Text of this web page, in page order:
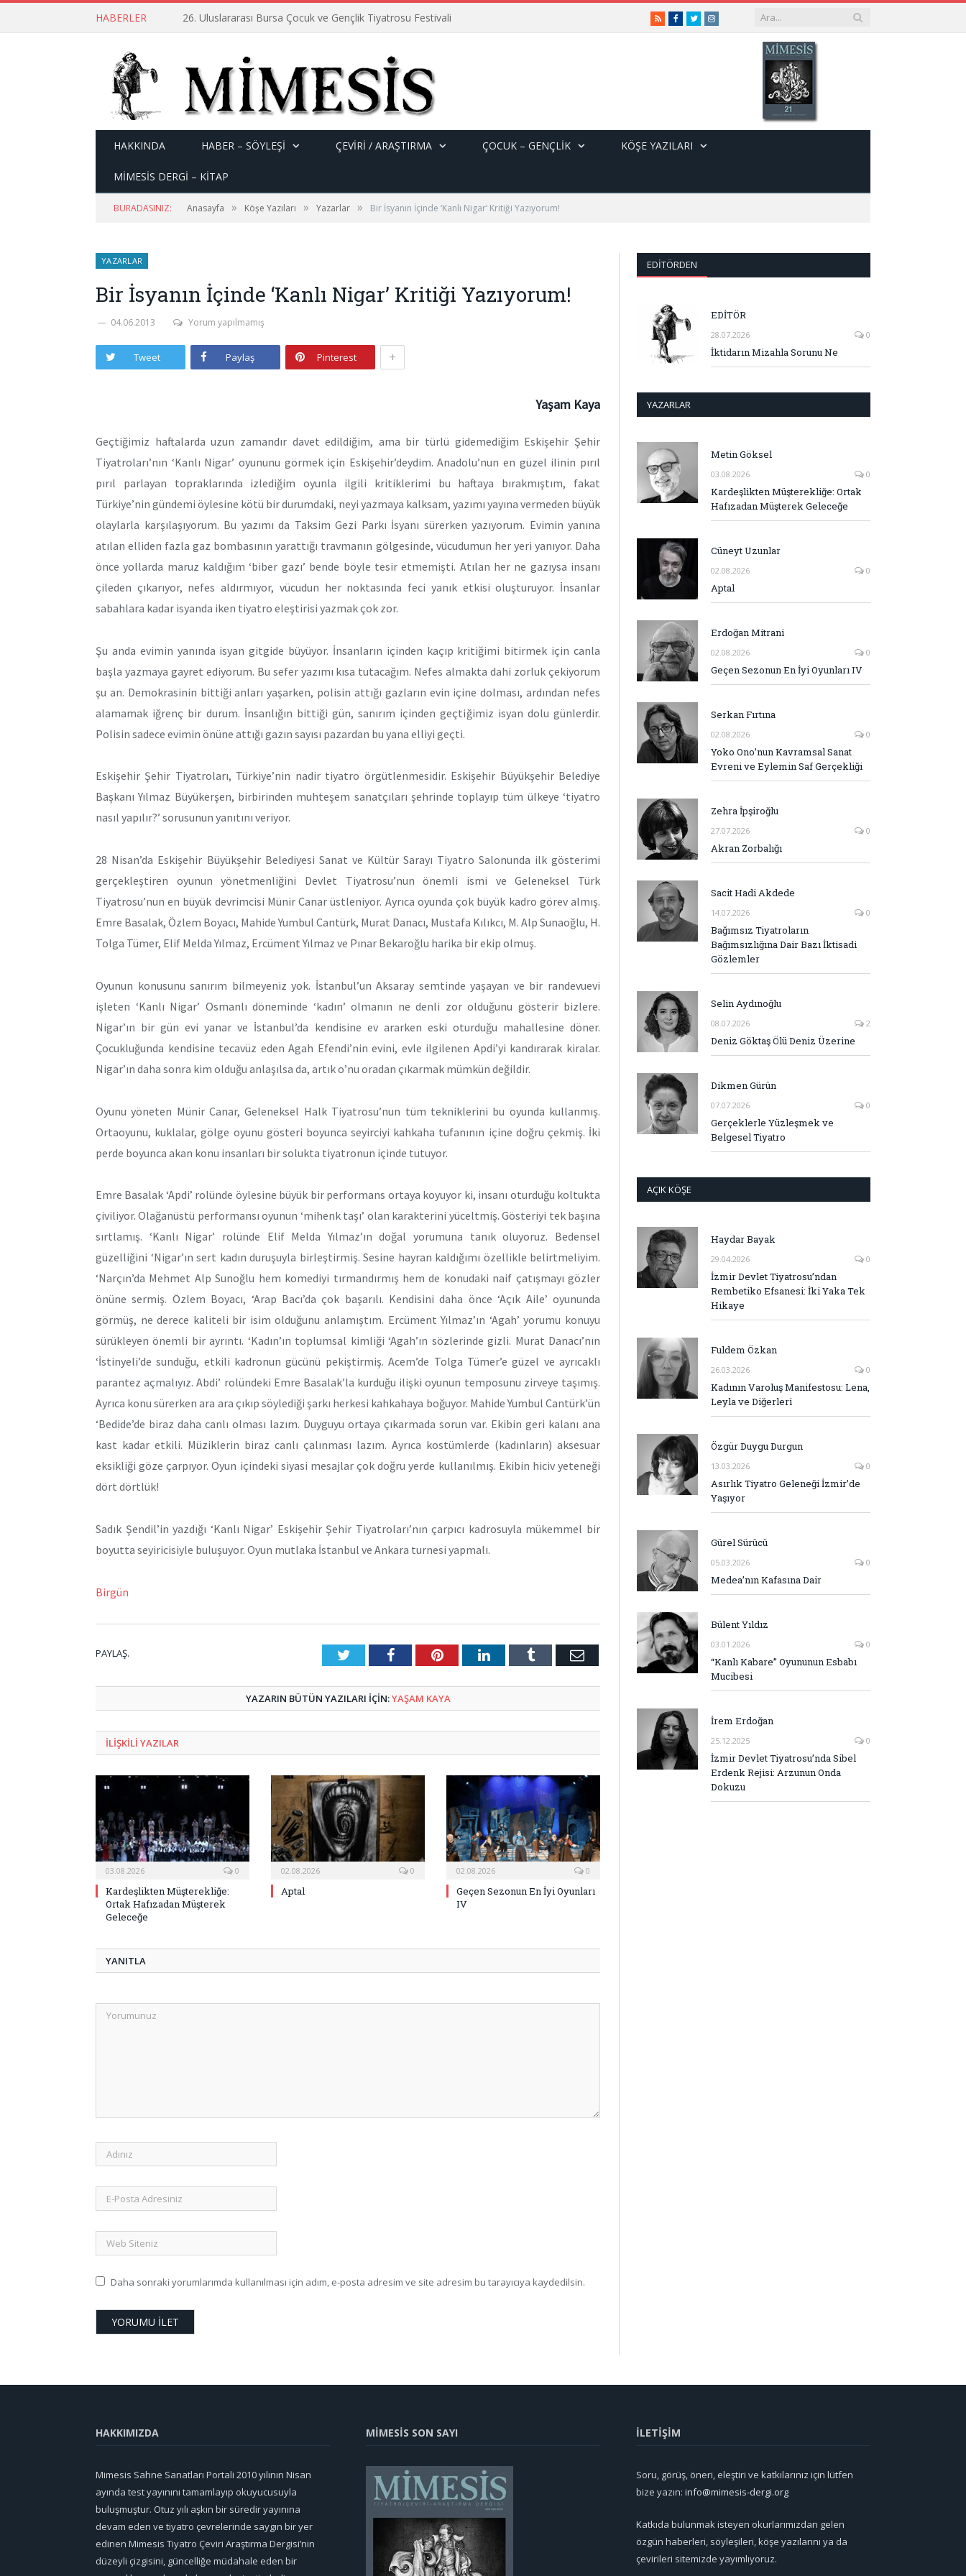
HABERLER 26. Uluslararası Bursa Çocuk ve Gençlik Tiyatrosu Festivali RSSFacebook
TwitterInstagram
HAKKINDA HABER – SÖYLEŞI ÇEVİRİ / ARAŞTIRMA ÇOCUK – GENÇLIK KÖŞE YAZILARI
MİMESİS DERGİ – KİTAP
BURADASINIZ: Anasayfa » Köşe Yazıları » Yazarlar » Bir İsyanın İçinde ‘Kanlı Nigar’ Kritiği Yazıyorum!
YAZARLAR
Bir İsyanın İçinde ‘Kanlı Nigar’ Kritiği Yazıyorum!
04.06.2013 Yorum yapılmamış
Tweet Paylaş Pinterest +
Yaşam Kaya
Geçtiğimiz haftalarda uzun zamandır davet edildiğim, ama bir türlü gidemediğim Eskişehir Şehir
Tiyatroları’nın ‘Kanlı Nigar’ oyununu görmek için Eskişehir’deydim. Anadolu’nun en güzel ilinin pırıl
pırıl parlayan topraklarında izlediğim oyunla ilgili kritiklerimi bu haftaya bırakmıştım, fakat
Türkiye’nin gündemi öylesine kötü bir durumdaki, neyi yazmaya kalksam, yazımı yayına vermeden büyük
olaylarla karşılaşıyorum. Bu yazımı da Taksim Gezi Parkı İsyanı sürerken yazıyorum. Evimin yanına
atılan elliden fazla gaz bombasının yarattığı travmanın gölgesinde, vücudumun her yeri yanıyor. Daha
önce yollarda maruz kaldığım ‘biber gazı’ bende böyle tesir etmemişti. Atılan her ne gazıysa insanı
çileden çıkarıyor, nefes aldırmıyor, vücudun her noktasında feci yanık etkisi oluşturuyor. İnsanlar
sabahlara kadar isyanda iken tiyatro eleştirisi yazmak çok zor.
Şu anda evimin yanında isyan gitgide büyüyor. İnsanların içinden kaçıp kritiğimi bitirmek için canla
başla yazmaya gayret ediyorum. Bu sefer yazımı kısa tutacağım. Nefes almakta dahi zorluk çekiyorum
şu an. Demokrasinin bittiği anları yaşarken, polisin attığı gazların evin içine dolması, ardından nefes
alamamak iğrenç bir durum. İnsanlığın bittiği gün, sanırım içinden geçtiğimiz isyan dolu günlerdir.
Polisin sadece evimin önüne attığı gazın sayısı pazardan bu yana elliyi geçti.
Eskişehir Şehir Tiyatroları, Türkiye’nin nadir tiyatro örgütlenmesidir. Eskişehir Büyükşehir Belediye
Başkanı Yılmaz Büyükerşen, birbirinden muhteşem sanatçıları şehrinde toplayıp tüm ülkeye ‘tiyatro
nasıl yapılır?’ sorusunun yanıtını veriyor.
28 Nisan’da Eskişehir Büyükşehir Belediyesi Sanat ve Kültür Sarayı Tiyatro Salonunda ilk gösterimi
gerçekleştiren oyunun yönetmenliğini Devlet Tiyatrosu’nun önemli ismi ve Geleneksel Türk
Tiyatrosu’nun en büyük devrimcisi Münir Canar üstleniyor. Ayrıca oyunda çok büyük kadro görev almış.
Emre Basalak, Özlem Boyacı, Mahide Yumbul Cantürk, Murat Danacı, Mustafa Kılıkcı, M. Alp Sunaoğlu, H.
Tolga Tümer, Elif Melda Yılmaz, Ercüment Yılmaz ve Pınar Bekaroğlu harika bir ekip olmuş.
Oyunun konusunu sanırım bilmeyeniz yok. İstanbul’un Aksaray semtinde yaşayan ve bir randevuevi
işleten ‘Kanlı Nigar’ Osmanlı döneminde ‘kadın’ olmanın ne denli zor olduğunu gösterir bizlere.
Nigar’ın bir gün evi yanar ve İstanbul’da kendisine ev ararken eski oturduğu mahallesine döner.
Çocukluğunda kendisine tecavüz eden Agah Efendi’nin evini, evle ilgilenen Apdi’yi kandırarak kiralar.
Nigar’ın daha sonra kim olduğu anlaşılsa da, artık o’nu oradan çıkarmak mümkün değildir.
Oyunu yöneten Münir Canar, Geleneksel Halk Tiyatrosu’nun tüm tekniklerini bu oyunda kullanmış.
Ortaoyunu, kuklalar, gölge oyunu gösteri boyunca seyirciyi kahkaha tufanının içine doğru çekmiş. İki
perde boyunca akan konu insanları bir solukta tiyatronun içinde tutuyor.
Emre Basalak ‘Apdi’ rolünde öylesine büyük bir performans ortaya koyuyor ki, insanı oturduğu koltukta
çiviliyor. Olağanüstü performansı oyunun ‘mihenk taşı’ olan karakterini yüceltmiş. Gösteriyi tek başına
sırtlamış. ‘Kanlı Nigar’ rolünde Elif Melda Yılmaz’ın doğal yorumuna tanık oluyoruz. Bedensel
güzelliğini ‘Nigar’ın sert kadın duruşuyla birleştirmiş. Sesine hayran kaldığımı özellikle belirtmeliyim.
‘Narçın’da Mehmet Alp Sunoğlu hem komediyi tırmandırmış hem de konudaki naif çatışmayı gözler
önüne sermiş. Özlem Boyacı, ‘Arap Bacı’da çok başarılı. Kendisini daha önce ‘Açık Aile’ oyununda
görmüş, ne derece kaliteli bir isim olduğunu anlamıştım. Ercüment Yılmaz’ın ‘Agah’ yorumu konuyu
sürükleyen önemli bir ayrıntı. ‘Kadın’ın toplumsal kimliği ‘Agah’ın sözlerinde gizli. Murat Danacı’nın
‘İstinyeli’de sunduğu, etkili kadronun gücünü pekiştirmiş. Acem’de Tolga Tümer’e güzel ve ayrıcaklı
parantez açmalıyız. Abdi’ rolündeki Emre Basalak’la kurduğu ilişki oyunun temposunu zirveye taşımış.
Ayrıca konu sürerken ara ara çıkıp söylediği şarkı herkesi kahkahaya boğuyor. Mahide Yumbul Cantürk’ün
‘Bedide’de biraz daha canlı olması lazım. Duyguyu ortaya çıkarmada sorun var. Ekibin geri kalanı ana
kast kadar etkili. Müziklerin biraz canlı çalınması lazım. Ayrıca kostümlerde (kadınların) aksesuar
eksikliği göze çarpıyor. Oyun içindeki siyasi mesajlar çok doğru yerde kullanılmış. Ekibin hiciv yeteneği
dört dörtlük!
Sadık Şendil’in yazdığı ‘Kanlı Nigar’ Eskişehir Şehir Tiyatroları’nın çarpıcı kadrosuyla mükemmel bir
boyutta seyiricisiyle buluşuyor. Oyun mutlaka İstanbul ve Ankara turnesi yapmalı.
Birgün
PAYLAŞ. TwitterFacebookPinterestLinkedInTumblr E-
YAZARIN BÜTÜN YAZILARI IÇIN:YAŞAM KAYA
ILIŞKILI YAZILAR
03.08.2026 0
Kardeşlikten Müşterekliğe:
Ortak Hafızadan Müşterek
Geleceğe
02.08.2026 0
Aptal
02.08.2026 0
Geçen Sezonun En İyi Oyunları
IV
YANITLA
Daha sonraki yorumlarımda kullanılması için adım, e-posta adresim ve site adresim bu tarayıcıya kaydedilsin.
EDITÖRDEN
EDİTÖR
28.07.2026 0
İktidarın Mizahla Sorunu Ne
YAZARLAR
Metin Göksel
03.08.2026 0
Kardeşlikten Müşterekliğe: Ortak
Hafızadan Müşterek Geleceğe
Cüneyt Uzunlar
02.08.2026 0
Aptal
Erdoğan Mitrani
02.08.2026 0
Geçen Sezonun En İyi Oyunları IV
Serkan Fırtına
02.08.2026 0
Yoko Ono’nun Kavramsal Sanat
Evreni ve Eylemin Saf Gerçekliği
Zehra İpşiroğlu
27.07.2026 0
Akran Zorbalığı
Sacit Hadi Akdede
14.07.2026 0
Bağımsız Tiyatroların
Bağımsızlığına Dair Bazı İktisadi
Gözlemler
Selin Aydınoğlu
08.07.2026 2
Deniz Göktaş Ölü Deniz Üzerine
Dikmen Gürün
07.07.2026 0
Gerçeklerle Yüzleşmek ve
Belgesel Tiyatro
AÇIK KÖŞE
Haydar Bayak
29.04.2026 0
İzmir Devlet Tiyatrosu’ndan
Rembetiko Efsanesi: İki Yaka Tek
Hikaye
Fuldem Özkan
26.03.2026 0
Kadının Varoluş Manifestosu: Lena,
Leyla ve Diğerleri
Özgür Duygu Durgun
13.03.2026 0
Asırlık Tiyatro Geleneği İzmir’de
Yaşıyor
Gürel Sürücü
05.03.2026 0
Medea’nın Kafasına Dair
Bülent Yıldız
03.01.2026 0
“Kanlı Kabare” Oyununun Esbabı
Mucibesi
İrem Erdoğan
25.12.2025 0
İzmir Devlet Tiyatrosu’nda Sibel
Erdenk Rejisi: Arzunun Onda
Dokuzu
HAKKIMIZDA
Mimesis Sahne Sanatları Portali 2010 yılının Nisan
ayında test yayınını tamamlayıp okuyucusuyla
buluşmuştur. Otuz yılı aşkın bir süredir yayınına
devam eden ve tiyatro çevrelerinde saygın bir yer
edinen Mimesis Tiyatro Çeviri Araştırma Dergisi’nin
düzeyli çizgisini, güncelliğe müdahale eden bir
MİMESİS SON SAYI İLETİŞİM
Soru, görüş, öneri, eleştiri ve katkılarınız için lütfen
bize yazın: info@mimesis-dergi.org
Katkıda bulunmak isteyen okurlarımızdan gelen
özgün haberleri, söyleşileri, köşe yazılarını ya da
çevirileri sitemizde yayımlıyoruz.